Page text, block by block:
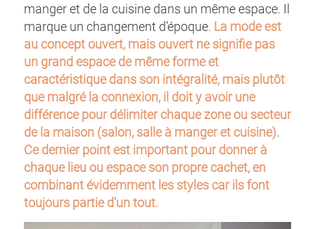
manger et de la cuisine dans un même espace. Il
marque un changement d’époque. La mode est
au concept ouvert, mais ouvert ne signifie pas
un grand espace de même forme et
caractéristique dans son intégralité, mais plutôt
que malgré la connexion, il doit y avoir une
différence pour délimiter chaque zone ou secteur
de la maison (salon, salle à manger et cuisine).
Ce dernier point est important pour donner à
chaque lieu ou espace son propre cachet, en
combinant évidemment les styles car ils font
toujours partie d’un tout.